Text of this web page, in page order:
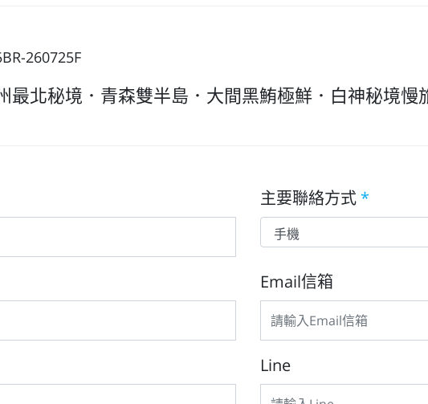
260725F
最北秘境．青森雙半島．大間黑鮪極鮮．白神秘境慢
主要聯絡方式 *
Email信箱
Line